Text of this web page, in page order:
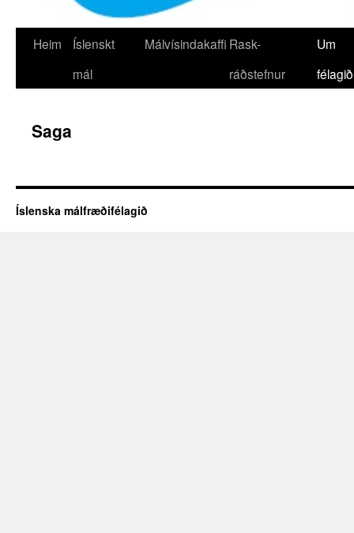
Heim
Íslenskt
mál
Málvísindakaffi Rask-
ráðstefnur
Um
félagið
Saga
Íslenska málfræðifélagið